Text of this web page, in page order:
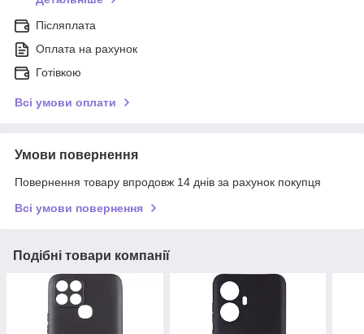
Післяплата
Оплата на рахунок
Готівкою
Всі умови оплати
Умови повернення
Повернення товару впродовж 14 днів за рахунок покупця
Всі умови повернення
Подібні товари компанії